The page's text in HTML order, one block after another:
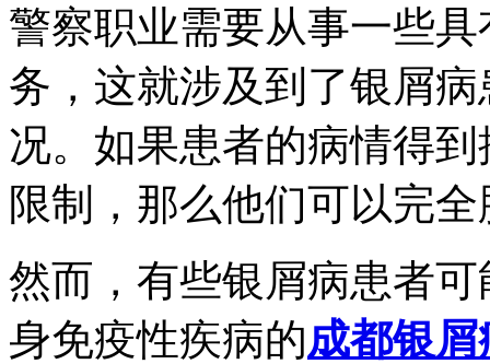
警察职业需要从事一些
务，这就涉及到了银屑
况。如果患者的病情得
限制，那么他们可以完
然而，有些银屑病患者
身免疫性疾病的成都银